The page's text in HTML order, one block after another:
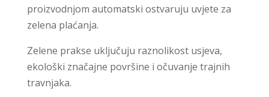
proizvodnjom automatski ostvaruju uvjete za
zelena plaćanja.
Zelene prakse uključuju raznolikost usjeva,
ekološki značajne površine i očuvanje trajnih
travnjaka.